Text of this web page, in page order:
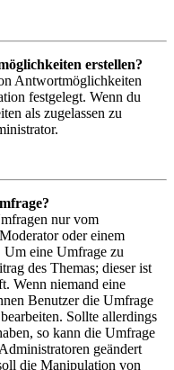
erstellen?
Antwortmöglichkeiten
festgelegt. Wenn du
als zugelassen zu
nur vom
oder einem
Um eine Umfrage zu
des Themas; dieser ist
Wenn niemand eine
Benutzer die Umfrage
Sollte allerdings
so kann die Umfrage
geändert
die Manipulation von